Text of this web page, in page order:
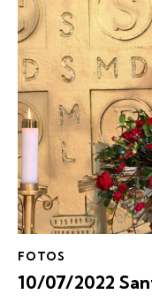
FOTOS
10/07/2022